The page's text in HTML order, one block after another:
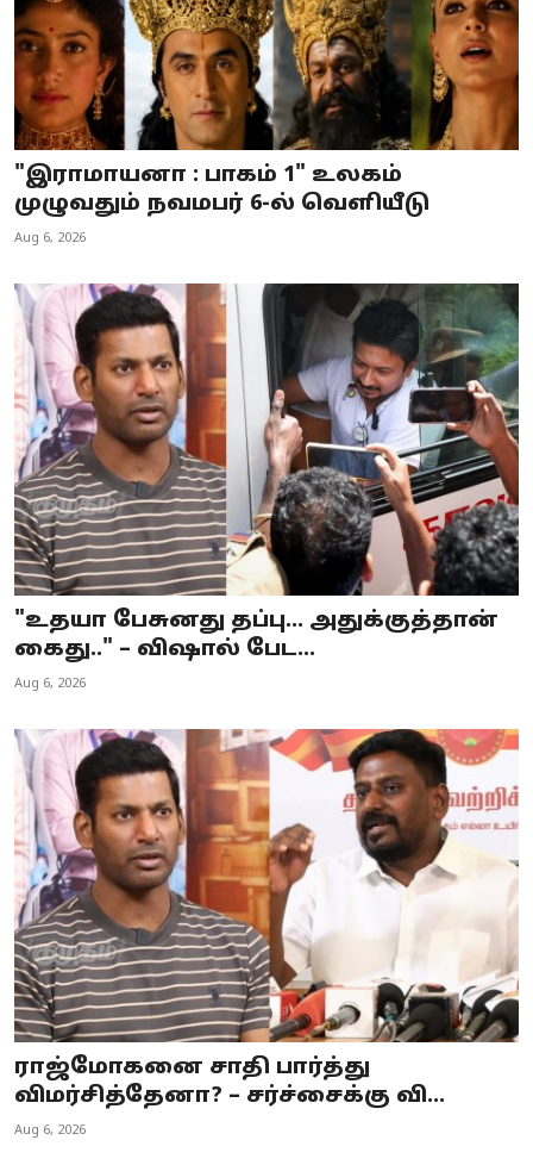
"இராமாயனா : பாகம் 1" உலகம்
முழுவதும் நவமபர் 6-ல் வெளியீடு
Aug 6, 2026
"உதயா பேசுனது தப்பு… அதுக்குத்தான்
கைது.." – விஷால் பேட...
Aug 6, 2026
ராஜ்மோகனை சாதி பார்த்து
விமர்சித்தேனா? – சர்ச்சைக்கு வி...
Aug 6, 2026